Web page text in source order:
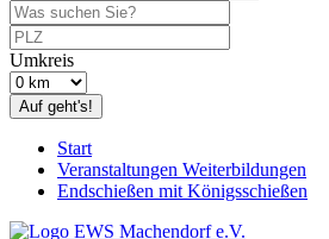
Umkreis
Auf geht's!
Start
Veranstaltungen Weiterbildungen
Endschießen mit Königsschießen